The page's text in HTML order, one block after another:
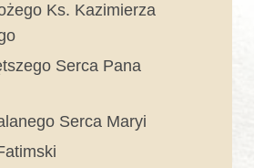
Ks. Kazimierza
Serca Pana
Serca Maryi